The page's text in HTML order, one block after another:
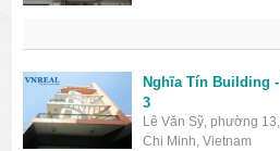
Nghĩa Tín Building
3
Lê Văn Sỹ, phường
Chi Minh, Vietnam